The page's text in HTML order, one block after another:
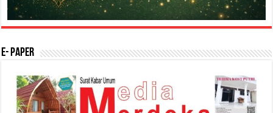
E- Paper